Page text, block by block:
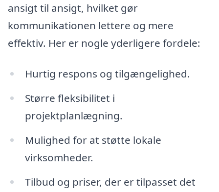
ansigt til ansigt, hvilket gør
kommunikationen lettere og mere
effektiv. Her er nogle yderligere fordele:
Hurtig respons og tilgængelighed.
Større fleksibilitet i
projektplanlægning.
Mulighed for at støtte lokale
virksomheder.
Tilbud og priser, der er tilpasset det